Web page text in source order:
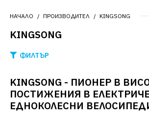
НАЧАЛО ПРОИЗВОДИТЕЛ KINGSONG
KINGSONG
ФИЛТЪР
KINGSONG - ПИОНЕР В
ПОСТИЖЕНИЯ В
ЕДНОКОЛЕСНИ